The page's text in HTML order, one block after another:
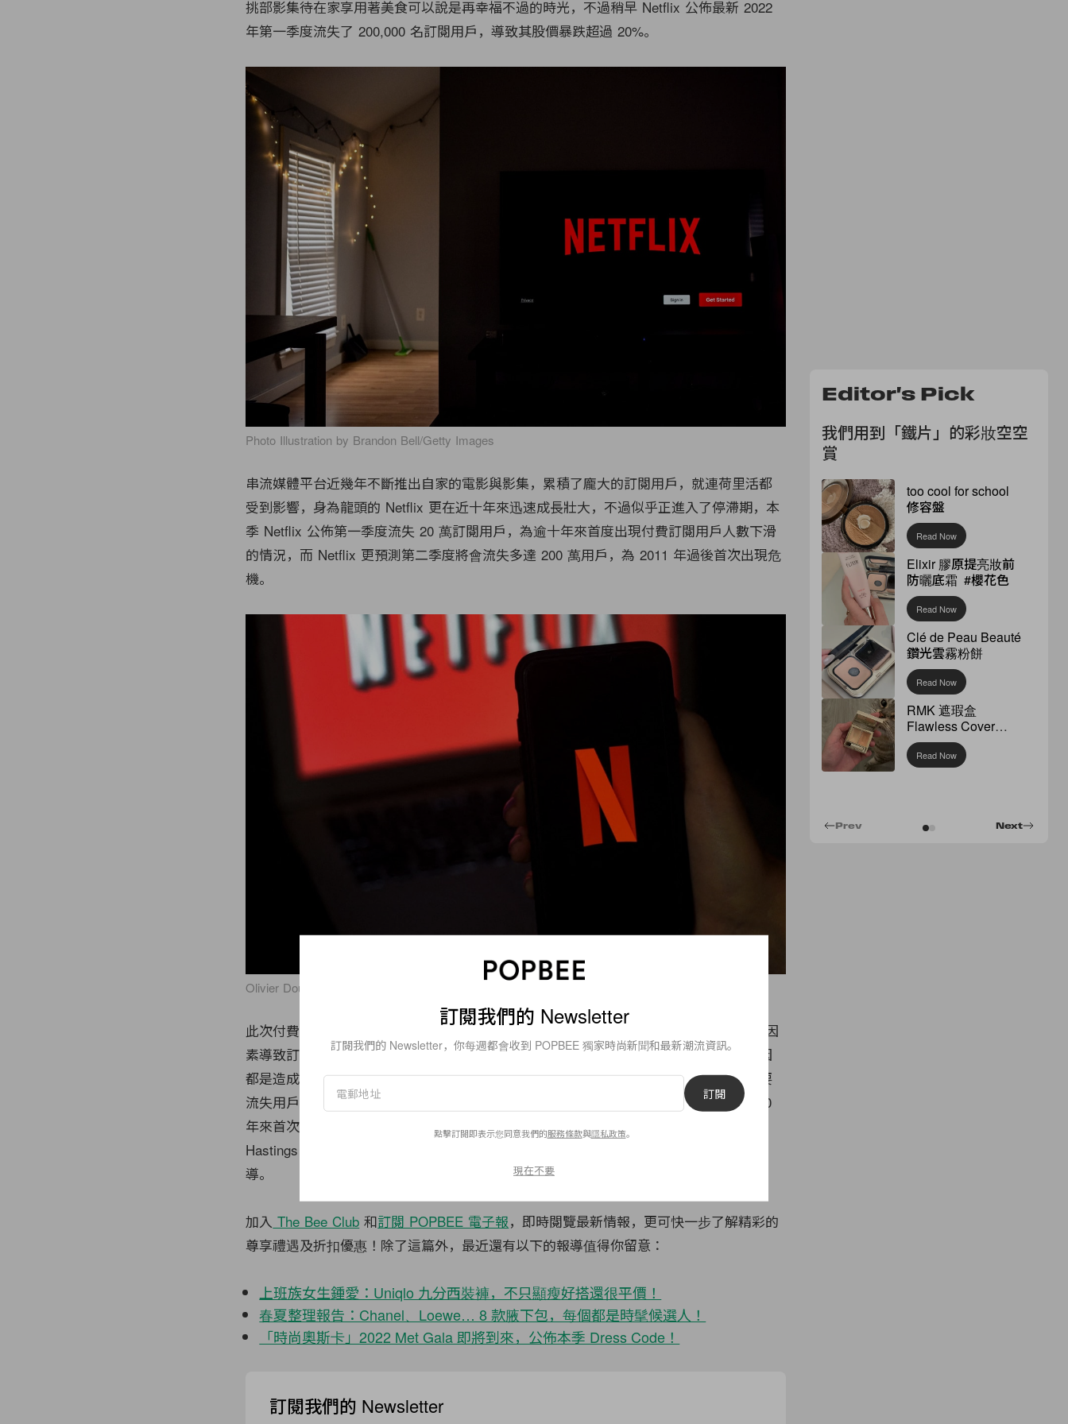
挑部影集待在家享用著美食可以說是再幸福不過的時光，不過稍早 Netflix 公佈最新 2022
年第一季度流失了 200,000 名訂閱用戶，導致其股價暴跌超過 20%。
Photo Illustration by Brandon Bell/Getty Images
串流媒體平台近幾年不斷推出自家的電影與影集，累積了龐大的訂閱用戶，就連荷里活都
受到影響，身為龍頭的 Netflix 更在近十年來迅速成長壯大，不過似乎正進入了停滯期，本
季 Netflix 公佈第一季度流失 20 萬訂閱用戶，為逾十年來首度出現付費訂閱用戶人數下滑
的情況，而 Netflix 更預測第二季度將會流失多達 200 萬用戶，為 2011 年過後首次出現危
機。
Olivier Douliery/Afp/Getty Images
此次付費訂閱用戶流失，與原先預期增加 250 萬用戶的期待相去甚遠，Netflix 指出多種因
素導致訂閱用戶人數下降，串流媒體的競爭、疫情、經濟、俄烏戰爭以及共享帳號等原因
都是造成影響的可能性，也表示其中關閉俄羅斯的營運對於公司來說損失相當嚴重，主要
流失用戶的地區在於美國、加拿大與歐洲，而亞洲則是持續成長中，關於 Netflix 出現 10
年來首次撞牆期，Netflix 表示一向反對在串流服務中加入廣告的創始人兼董事長 Reed
Hastings 或許已經同意以此方法來降低訂閱價格，未來將會有什麼新的策略靜待後續報
導。
加入 The Bee Club 和訂閱 POPBEE 電子報，即時閱覽最新情報，更可快一步了解精彩的
尊享禮遇及折扣優惠！除了這篇外，最近還有以下的報導值得你留意：
上班族女生鍾愛：Uniqlo 九分西裝褲，不只顯瘦好搭還很平價！
春夏整理報告：Chanel、Loewe… 8 款腋下包，每個都是時髦候選人！
「時尚奧斯卡」2022 Met Gala 即將到來，公佈本季 Dress Code！
訂閱我們的 Newsletter
Editor's Pick
我們用到「鐵片」的彩妝空空
賞
too cool for school
修容盤
Read Now
Elixir 膠原提亮妝前
防曬底霜 #櫻花色
Read Now
Clé de Peau Beauté
鑽光雲霧粉餅
Read Now
RMK 遮瑕盒
Flawless Cover
Concealer
Read Now
Next
Prev
訂閱我們的 Newsletter
訂閱我們的 Newsletter，你每週都會收到 POPBEE 獨家時尚新聞和最新潮流資訊。
訂閱
點擊訂閱即表示您同意我們的服務條款與隱私政策。
現在不要